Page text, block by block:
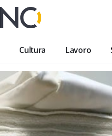
Cultura Lavoro